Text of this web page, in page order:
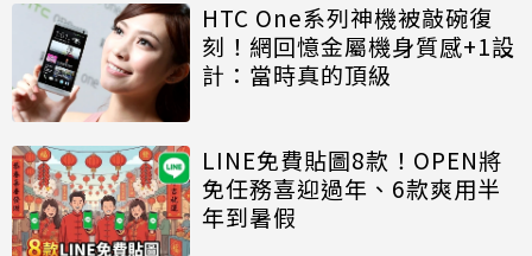
HTC One系列神機被敲碗復
刻！網回憶金屬機身質感+1設
計：當時真的頂級
LINE免費貼圖8款！OPEN將
免任務喜迎過年、6款爽用半
年到暑假